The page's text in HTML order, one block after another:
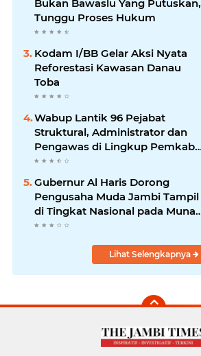
Bukan Bawaslu Yang Putuskan,
Tunggu Proses Hukum
Kodam I/BB Gelar Aksi Nyata
Reforestasi Kawasan Danau
Toba
Wabup Lantik 96 Pejabat
Struktural, Administrator dan
Pengawas di Lingkup Pemkab
Tanjabtim
Gubernur Al Haris Dorong
Pengusaha Muda Jambi Tampil
di Tingkat Nasional pada Munas
HIPMI ke-18
Lihat Selengkapnya